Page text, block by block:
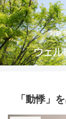
「動悸」